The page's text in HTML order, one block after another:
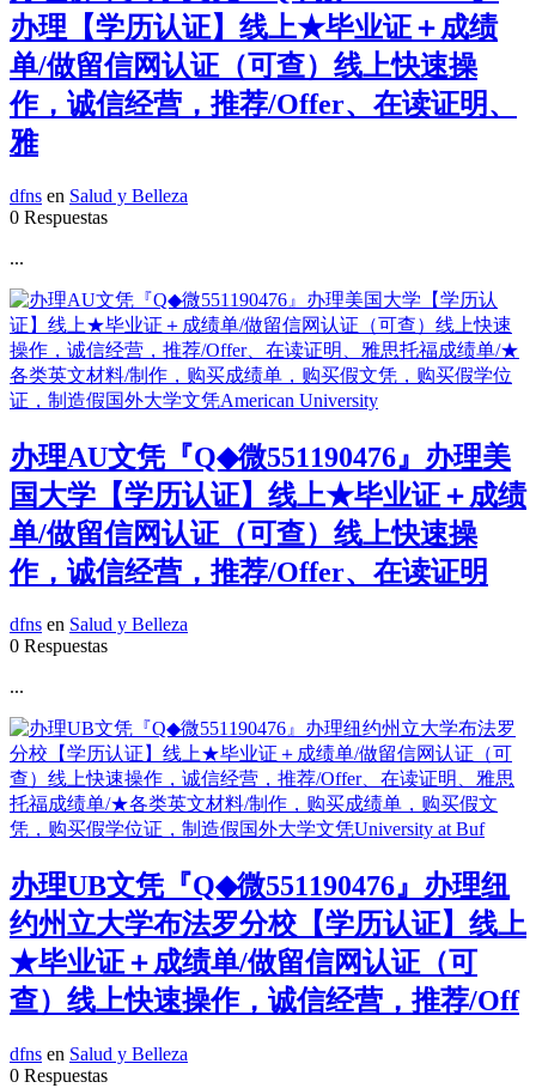
办理【学历认证】线上★毕业证＋成绩
单/做留信网认证（可查）线上快速操
作，诚信经营，推荐/Offer、在读证明、
雅
dfns en Salud y Belleza
0 Respuestas
...
办理AU文凭『Q◆微551190476』办理美
国大学【学历认证】线上★毕业证＋成绩
单/做留信网认证（可查）线上快速操
作，诚信经营，推荐/Offer、在读证明
dfns en Salud y Belleza
0 Respuestas
...
办理UB文凭『Q◆微551190476』办理纽
约州立大学布法罗分校【学历认证】线上
★毕业证＋成绩单/做留信网认证（可
查）线上快速操作，诚信经营，推荐/Off
dfns en Salud y Belleza
0 Respuestas